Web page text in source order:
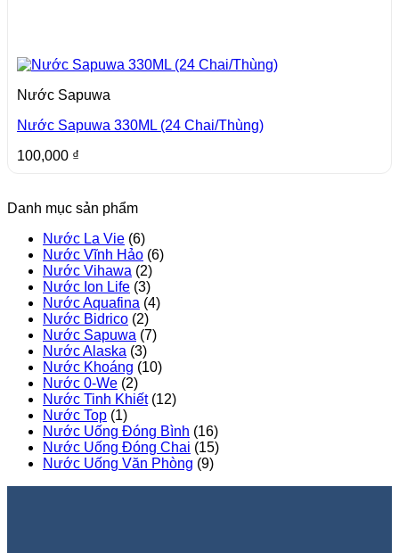
Nước Sapuwa
Nước Sapuwa 330ML (24 Chai/Thùng)
100,000 ₫
Danh mục sản phẩm
Nước La Vie (6)
Nước Vĩnh Hảo (6)
Nước Vihawa (2)
Nước Ion Life (3)
Nước Aquafina (4)
Nước Bidrico (2)
Nước Sapuwa (7)
Nước Alaska (3)
Nước Khoáng (10)
Nước 0-We (2)
Nước Tinh Khiết (12)
Nước Top (1)
Nước Uống Đóng Bình (16)
Nước Uống Đóng Chai (15)
Nước Uống Văn Phòng (9)